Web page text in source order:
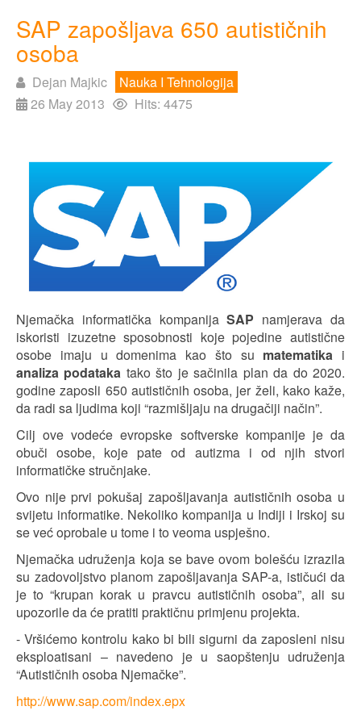
SAP zapošljava 650 autističnih
osoba
Dejan Majkic
Nauka I Tehnologija
26 May 2013
Hits: 4475
Njemačka informatička kompanijaSAP namjerava da
iskoristi izuzetne sposobnosti koje pojedine autistične
osobe imaju u domenima kao što su matematika i
analiza podataka tako što je sačinila plan da do 2020.
godine zaposli 650 autističnih osoba, jer želi, kako kaže,
da radi sa ljudima koji “razmišljaju na drugačiji način”.
Cilj ove vodeće evropske softverske kompanije je da
obuči osobe, koje pate od autizma i od njih stvori
informatičke stručnjake.
Ovo nije prvi pokušaj zapošljavanja autističnih osoba u
svijetu informatike. Nekoliko kompanija u Indiji i Irskoj su
se već oprobale u tome i to veoma uspješno.
Njemačka udruženja koja se bave ovom bolešću izrazila
su zadovoljstvo planom zapošljavanja SAP-a, ističući da
je to “krupan korak u pravcu autističnih osoba”, ali su
upozorile da će pratiti praktičnu primjenu projekta.
- Vršićemo kontrolu kako bi bili sigurni da zaposleni nisu
eksploatisani – navedeno je u saopštenju udruženja
“Autističnih osoba Njemačke”.
http://www.sap.com/index.epx